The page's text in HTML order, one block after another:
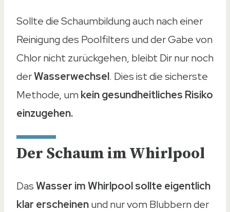
Sollte die Schaumbildung auch nach einer
Reinigung des Poolfilters und der Gabe von
Chlor nicht zurückgehen, bleibt Dir nur noch
derWasserwechsel. Dies ist die sicherste
Methode, umkein gesundheitliches Risiko
einzugehen.
Der Schaum im Whirlpool
DasWasser im Whirlpool sollte eigentlich
klar erscheinenund nur vom Blubbern der